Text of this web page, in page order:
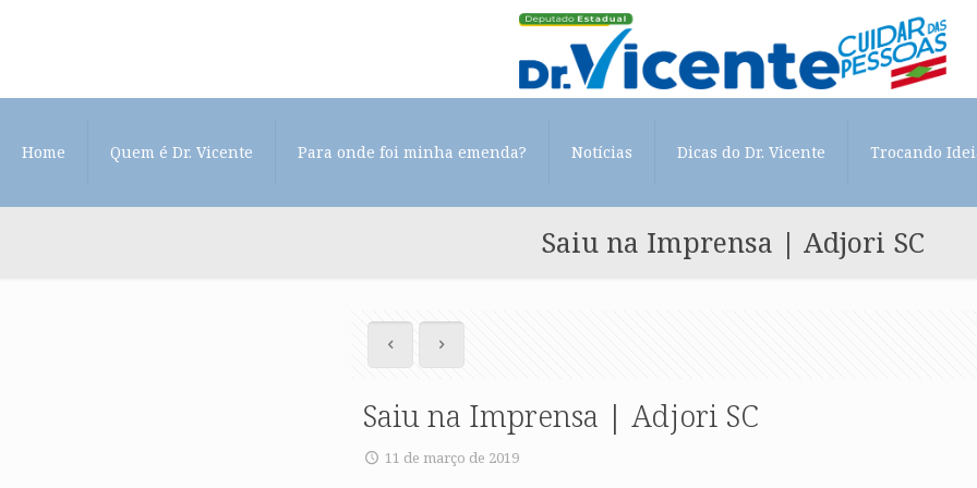
Home Quem é Dr. Vicente Para onde foi minha emenda? Notícias Dicas do Dr. Vicente Trocando
Saiu na Imprensa | Adjori SC
Saiu na Imprensa | Adjori SC
11 de março de 2019